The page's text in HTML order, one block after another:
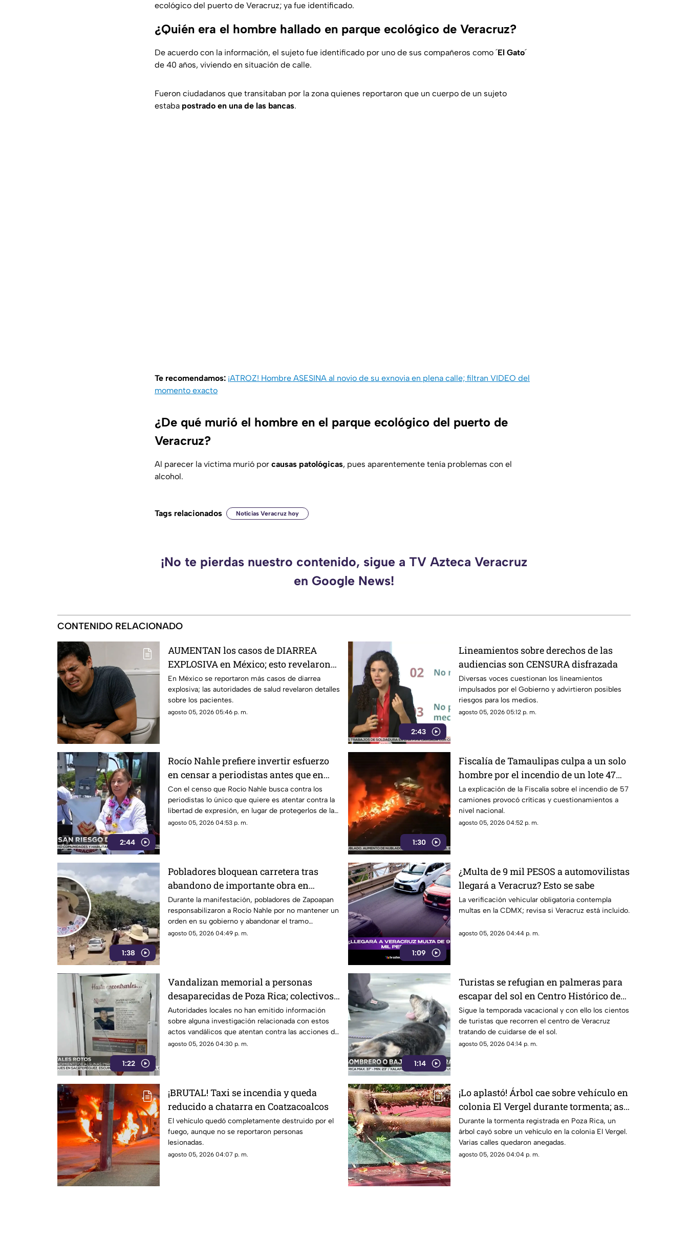
ecológico del puerto de Veracruz; ya fue identificado.
¿Quién era el hombre hallado en parque ecológico de Veracruz?
De acuerdo con la información, el sujeto fue identificado por uno de sus compañeros como ´El Gato´
de 40 años, viviendo en situación de calle.
Fueron ciudadanos que transitaban por la zona quienes reportaron que un cuerpo de un sujeto
estaba postrado en una de las bancas.
Te recomendamos: ¡ATROZ! Hombre ASESINA al novio de su exnovia en plena calle; filtran VIDEO del
momento exacto
¿De qué murió el hombre en el parque ecológico del puerto de
Veracruz?
Al parecer la víctima murió por causas patológicas, pues aparentemente tenía problemas con el
alcohol.
Tags relacionados Noticias Veracruz hoy
¡No te pierdas nuestro contenido, sigue a TV Azteca Veracruz
en Google News!
CONTENIDO RELACIONADO
AUMENTAN los casos de DIARREA
EXPLOSIVA en México; esto revelaron
de los pacientes
En México se reportaron más casos de diarrea
explosiva; las autoridades de salud revelaron detalles
sobre los pacientes.
agosto 05, 2026 05:46 p. m.
2:43
Lineamientos sobre derechos de las
audiencias son CENSURA disfrazada
Diversas voces cuestionan los lineamientos
impulsados por el Gobierno y advirtieron posibles
riesgos para los medios.
agosto 05, 2026 05:12 p. m.
2:44
Rocío Nahle prefiere invertir esfuerzo
en censar a periodistas antes que en
protegerlos de la violencia
Con el censo que Rocío Nahle busca contra los
periodistas lo único que quiere es atentar contra la
libertad de expresión, en lugar de protegerlos de las
agresiones que se han registrado en la entidad.
agosto 05, 2026 04:53 p. m.
1:30
Fiscalía de Tamaulipas culpa a un solo
hombre por el incendio de un lote 47
camiones de papitas
La explicación de la Fiscalía sobre el incendio de 57
camiones provocó críticas y cuestionamientos a
nivel nacional.
agosto 05, 2026 04:52 p. m.
1:38
Pobladores bloquean carretera tras
abandono de importante obra en
Catemaco; exigen solución de Rocío
Nahle
Durante la manifestación, pobladores de Zapoapan
responsabilizaron a Rocío Nahle por no mantener un
orden en su gobierno y abandonar el tramo
carretero que se encontraba en obra.
agosto 05, 2026 04:49 p. m.
1:09
¿Multa de 9 mil PESOS a automovilistas
llegará a Veracruz? Esto se sabe
La verificación vehicular obligatoria contempla
multas en la CDMX; revisa si Veracruz está incluido.
agosto 05, 2026 04:44 p. m.
1:22
Vandalizan memorial a personas
desaparecidas de Poza Rica; colectivos
piden más seguridad
Autoridades locales no han emitido información
sobre alguna investigación relacionada con estos
actos vandálicos que atentan contra las acciones de
búsqueda.
agosto 05, 2026 04:30 p. m.
1:14
Turistas se refugian en palmeras para
escapar del sol en Centro Histórico de
Veracruz [VIDEO]
Sigue la temporada vacacional y con ello los cientos
de turistas que recorren el centro de Veracruz
tratando de cuidarse de el sol.
agosto 05, 2026 04:14 p. m.
¡BRUTAL! Taxi se incendia y queda
reducido a chatarra en Coatzacoalcos
El vehículo quedó completamente destruido por el
fuego, aunque no se reportaron personas
lesionadas.
agosto 05, 2026 04:07 p. m.
¡Lo aplastó! Árbol cae sobre vehículo en
colonia El Vergel durante tormenta; así
quedó
Durante la tormenta registrada en Poza Rica, un
árbol cayó sobre un vehículo en la colonia El Vergel.
Varias calles quedaron anegadas.
agosto 05, 2026 04:04 p. m.